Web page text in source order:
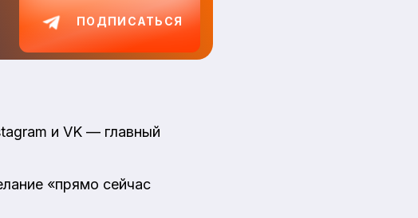
ПОДПИСАТЬСЯ
и VK — главный
«прямо сейчас